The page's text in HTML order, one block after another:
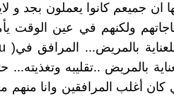
ان جميعم كانوا يعملون بجد و
ولكنهم في عين الوقت
بالمريض ..تقليبه
كان أغلب المرافقين وانا